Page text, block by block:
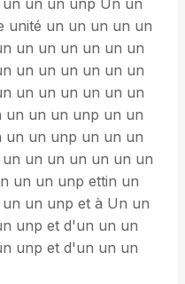
un un unp Un un
unité un un un un un
un un un un un un
un un un un un un
un un un un un un
un un un unp un un
un un unp un un un
un un un un un un
un un unp ettin un
un unp et à Un un
unp et d'un un un
unp et d'un un un